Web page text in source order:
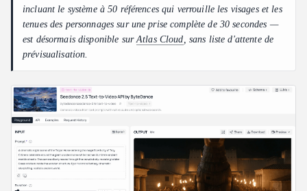
incluant le système à 50 références qui verrouille les visages et les
tenues des personnages sur une prise complète de 30 secondes —
est désormais disponible surAtlas Cloud, sans liste d'attente de
prévisualisation.